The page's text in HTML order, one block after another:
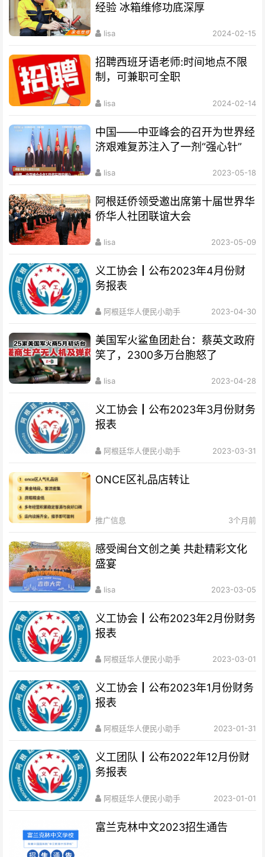
经验 冰箱维修功底深厚
lisa 2024-02-15
招聘西班牙语老师:时间地点不限
制，可兼职可全职
lisa 2024-02-14
中国——中亚峰会的召开为世界经
济艰难复苏注入了一剂“强心针”
lisa 2023-05-18
阿根廷侨领受邀出席第十届世界华
侨华人社团联谊大会
lisa 2023-05-09
义工协会┃公布2023年4月份财
务报表
阿根廷华人便民小助手 2023-04-30
美国军火鲨鱼团赴台：蔡英文政府
笑了，2300多万台胞怒了
lisa 2023-04-28
义工协会┃公布2023年3月份财务
报表
阿根廷华人便民小助手 2023-03-31
ONCE区礼品店转让
推广信息 3个月前
感受闽台文创之美 共赴精彩文化
盛宴
lisa 2023-03-05
义工协会┃公布2023年2月份财务
报表
阿根廷华人便民小助手 2023-03-01
义工协会┃公布2023年1月份财务
报表
阿根廷华人便民小助手 2023-01-31
义工团队┃公布2022年12月份财
务报表
阿根廷华人便民小助手 2023-01-01
富兰克林中文2023招生通告